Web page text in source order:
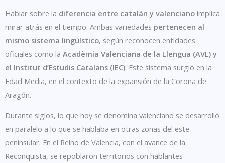
Hablar sobre la diferencia entre catalán y valenciano implica
mirar atrás en el tiempo. Ambas variedades pertenecen al
mismo sistema lingüístico, según reconocen entidades
oficiales como la Acadèmia Valenciana de la Llengua (AVL) y
el Institut d’Estudis Catalans (IEC). Este sistema surgió en la
Edad Media, en el contexto de la expansión de la Corona de
Aragón.
Durante siglos, lo que hoy se denomina valenciano se desarrolló
en paralelo a lo que se hablaba en otras zonas del este
peninsular. En el Reino de Valencia, con el avance de la
Reconquista, se repoblaron territorios con hablantes